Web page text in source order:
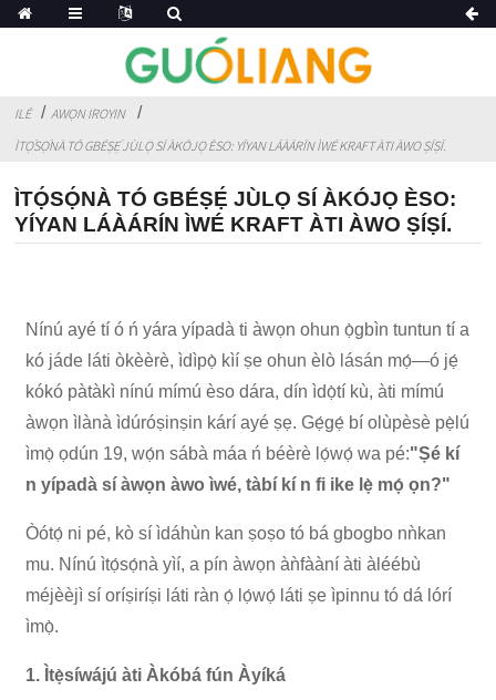
ILÉ
AWỌN IROYIN
ÌTỌ́SỌ́NÀ TÓ GBÉṢẸ́ JÙLỌ SÍ ÀKÓJỌ ÈSO: YÍYAN LÁÀÁRÍN ÌWÉ KRAFT ÀTI ÀWO ṢÍṢÍ.
ÌTỌ́SỌ́NÀ TÓ GBÉṢẸ́ JÙLỌ SÍ ÀKÓJỌ ÈSO:
YÍYAN LÁÀÁRÍN ÌWÉ KRAFT ÀTI ÀWO ṢÍṢÍ.
Nínú ayé tí ó ń yára yípadà ti àwọn ohun ọ̀gbìn tuntun tí a
kó jáde láti òkèèrè, ìdìpọ̀ kìí ṣe ohun èlò lásán mọ́—ó jẹ́
kókó pàtàkì nínú mímú èso dára, dín ìdọ̀tí kù, àti mímú
àwọn ìlànà ìdúróṣinṣin kárí ayé ṣẹ. Gẹ́gẹ́ bí olùpèsè pẹ̀lú
ìmọ̀ ọdún 19, wọ́n sábà máa ń béèrè lọ́wọ́ wa pé:"Ṣé kí
n yípadà sí àwọn àwo ìwé, tàbí kí n fi ike lẹ̀ mọ́ ọn?"
Òótọ́ ni pé, kò sí ìdáhùn kan ṣoṣo tó bá gbogbo nǹkan
mu. Nínú ìtọ́sọ́nà yìí, a pín àwọn àǹfààní àti àléébù
méjèèjì sí oríṣiríṣi láti ràn ọ́ lọ́wọ́ láti ṣe ìpinnu tó dá lórí
ìmọ̀.
1. Ìtẹ̀síwájú àti Àkóbá fún Àyíká